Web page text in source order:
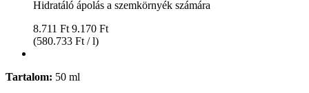
Hidratáló ápolás a szemkörnyék számára
8.711 Ft 9.170 Ft
(580.733 Ft / l)
Tartalom: 50 ml